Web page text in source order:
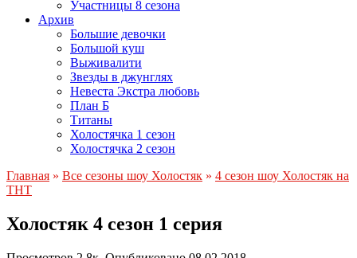
Участницы 8 сезона
Архив
Большие девочки
Большой куш
Выживалити
Звезды в джунглях
Невеста Экстра любовь
План Б
Титаны
Холостячка 1 сезон
Холостячка 2 сезон
Главная » Все сезоны шоу Холостяк » 4 сезон шоу Холостяк на
ТНТ
Холостяк 4 сезон 1 серия